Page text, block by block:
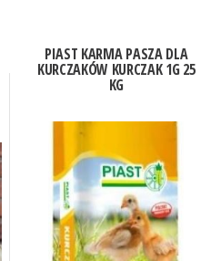
PIAST KARMA PASZA DLA
KURCZAKÓW KURCZAK 1G 25
KG